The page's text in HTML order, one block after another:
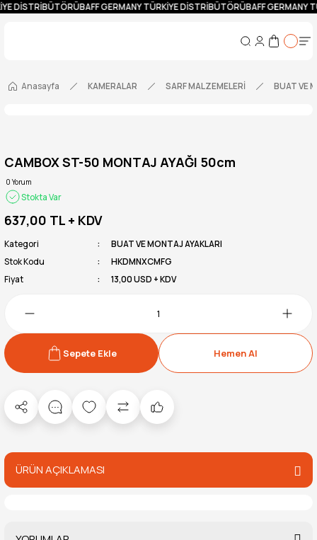
DİSTRİBÜTÖRÜBAFF GERMANY TÜRKİYE DİSTRİBÜTÖRÜBAFF GERMANY
Anasayfa KAMERALAR SARF MALZEMELERİ BUAT VE
CAMBOX ST-50 MONTAJ AYAĞI 50cm
0 Yorum
Stokta Var
637,00 TL + KDV
Kategori
BUAT VE MONTAJ AYAKLARI
Stok Kodu
HKDMNXCMFG
Fiyat
13,00 USD + KDV
Sepete Ekle Hemen Al
ÜRÜN AÇIKLAMASI